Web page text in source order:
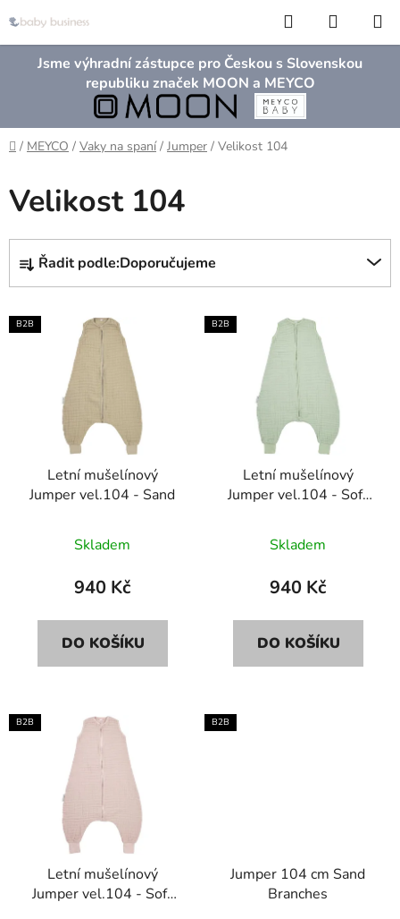
na
obsah
Jsme výhradní zástupce pro Českou s Slovenskou
republiku značek MOON a MEYCO
Hledat
KOŠÍK
Domů
/ MEYCO / Vaky na spaní / Jumper / Velikost 104
Velikost 104
Ř
z
e
n
Řadit podle:Doporučujeme
V
ý
B2B
Letní mušelínový
Jumper vel.104 - Sand
Skladem
940 Kč
DO KOŠÍKU
B2B
Letní mušelínový
Jumper vel.104 - Soft
Skladem
940 Kč
DO KOŠÍKU
B2B
Letní mušelínový
Jumper vel.104 - Soft
B2B
Jumper 104 cm Sand
Branches